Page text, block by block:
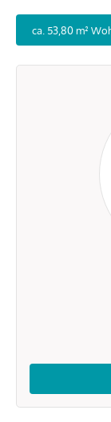
ca. 53,80 m²